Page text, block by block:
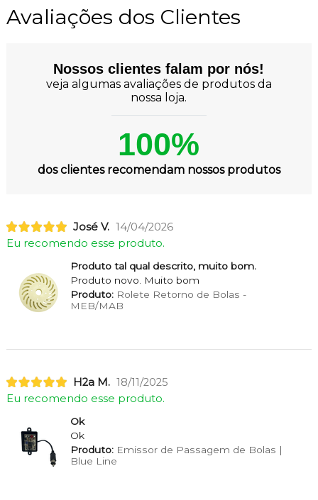
Avaliações dos Clientes
Nossos clientes falam por nós!
veja algumas avaliações de produtos da
nossa loja.
100%
dos clientes recomendam nossos produtos
José V. 14/04/2026
Eu recomendo esse produto.
Produto tal qual descrito, muito bom.
Produto novo. Muito bom
Produto:Rolete Retorno de Bolas -
MEB/MAB
H2a M. 18/11/2025
Eu recomendo esse produto.
Ok
Ok
Produto:Emissor de Passagem de Bolas |
Blue Line